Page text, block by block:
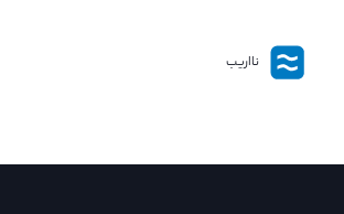
نااریب